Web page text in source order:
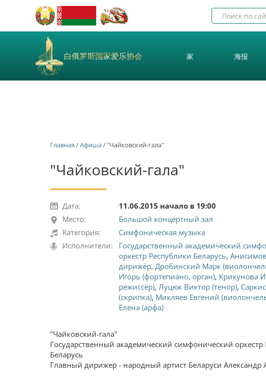
白俄罗斯国家爱乐协会 家 海报
Главная /Афиша/ "Чайковский-гала"
"Чайковский-гала"
Дата:
11.06.2015 начало в 19:00
Место:
Большой концертный зал
Категория:
Симфоническая музыка
Исполнители:
Государственный академический
оркестр Республики Беларусь,
дирижёр, Дробинский Марк
Игорь (фортепиано, орган), Крикунова
режиссёр), Луцюк Виктор (тенор),
(скрипка), Микляев Евгений
Елена (арфа)
"Чайковский-гала"
Государственный академический симфонический оркестр
Беларусь
Главный дирижер - народный артист Беларуси Александр